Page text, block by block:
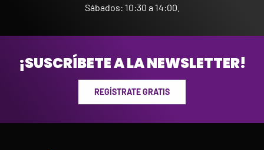
Sábados: 10:30 a 14:00.
¡SUSCRÍBETE A LA NEWSLETTER!
REGÍSTRATE GRATIS